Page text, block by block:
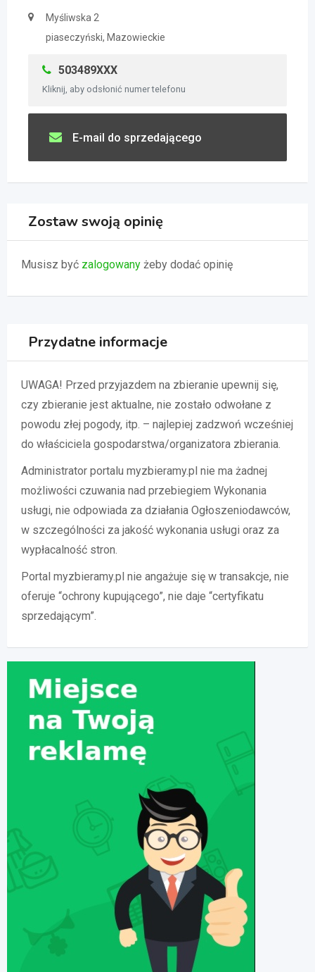
Myśliwska 2
piaseczyński, Mazowieckie
503489XXX
Kliknij, aby odsłonić numer telefonu
E-mail do sprzedającego
Zostaw swoją opinię
Musisz być zalogowany żeby dodać opinię
Przydatne informacje
UWAGA! Przed przyjazdem na zbieranie upewnij się,
czy zbieranie jest aktualne, nie zostało odwołane z
powodu złej pogody, itp. – najlepiej zadzwoń wcześniej
do właściciela gospodarstwa/organizatora zbierania.
Administrator portalu myzbieramy.pl nie ma żadnej
możliwości czuwania nad przebiegiem Wykonania
usługi, nie odpowiada za działania Ogłoszeniodawców,
w szczególności za jakość wykonania usługi oraz za
wypłacalność stron.
Portal myzbieramy.pl nie angażuje się w transakcje, nie
oferuje “ochrony kupującego”, nie daje “certyfikatu
sprzedającym”.